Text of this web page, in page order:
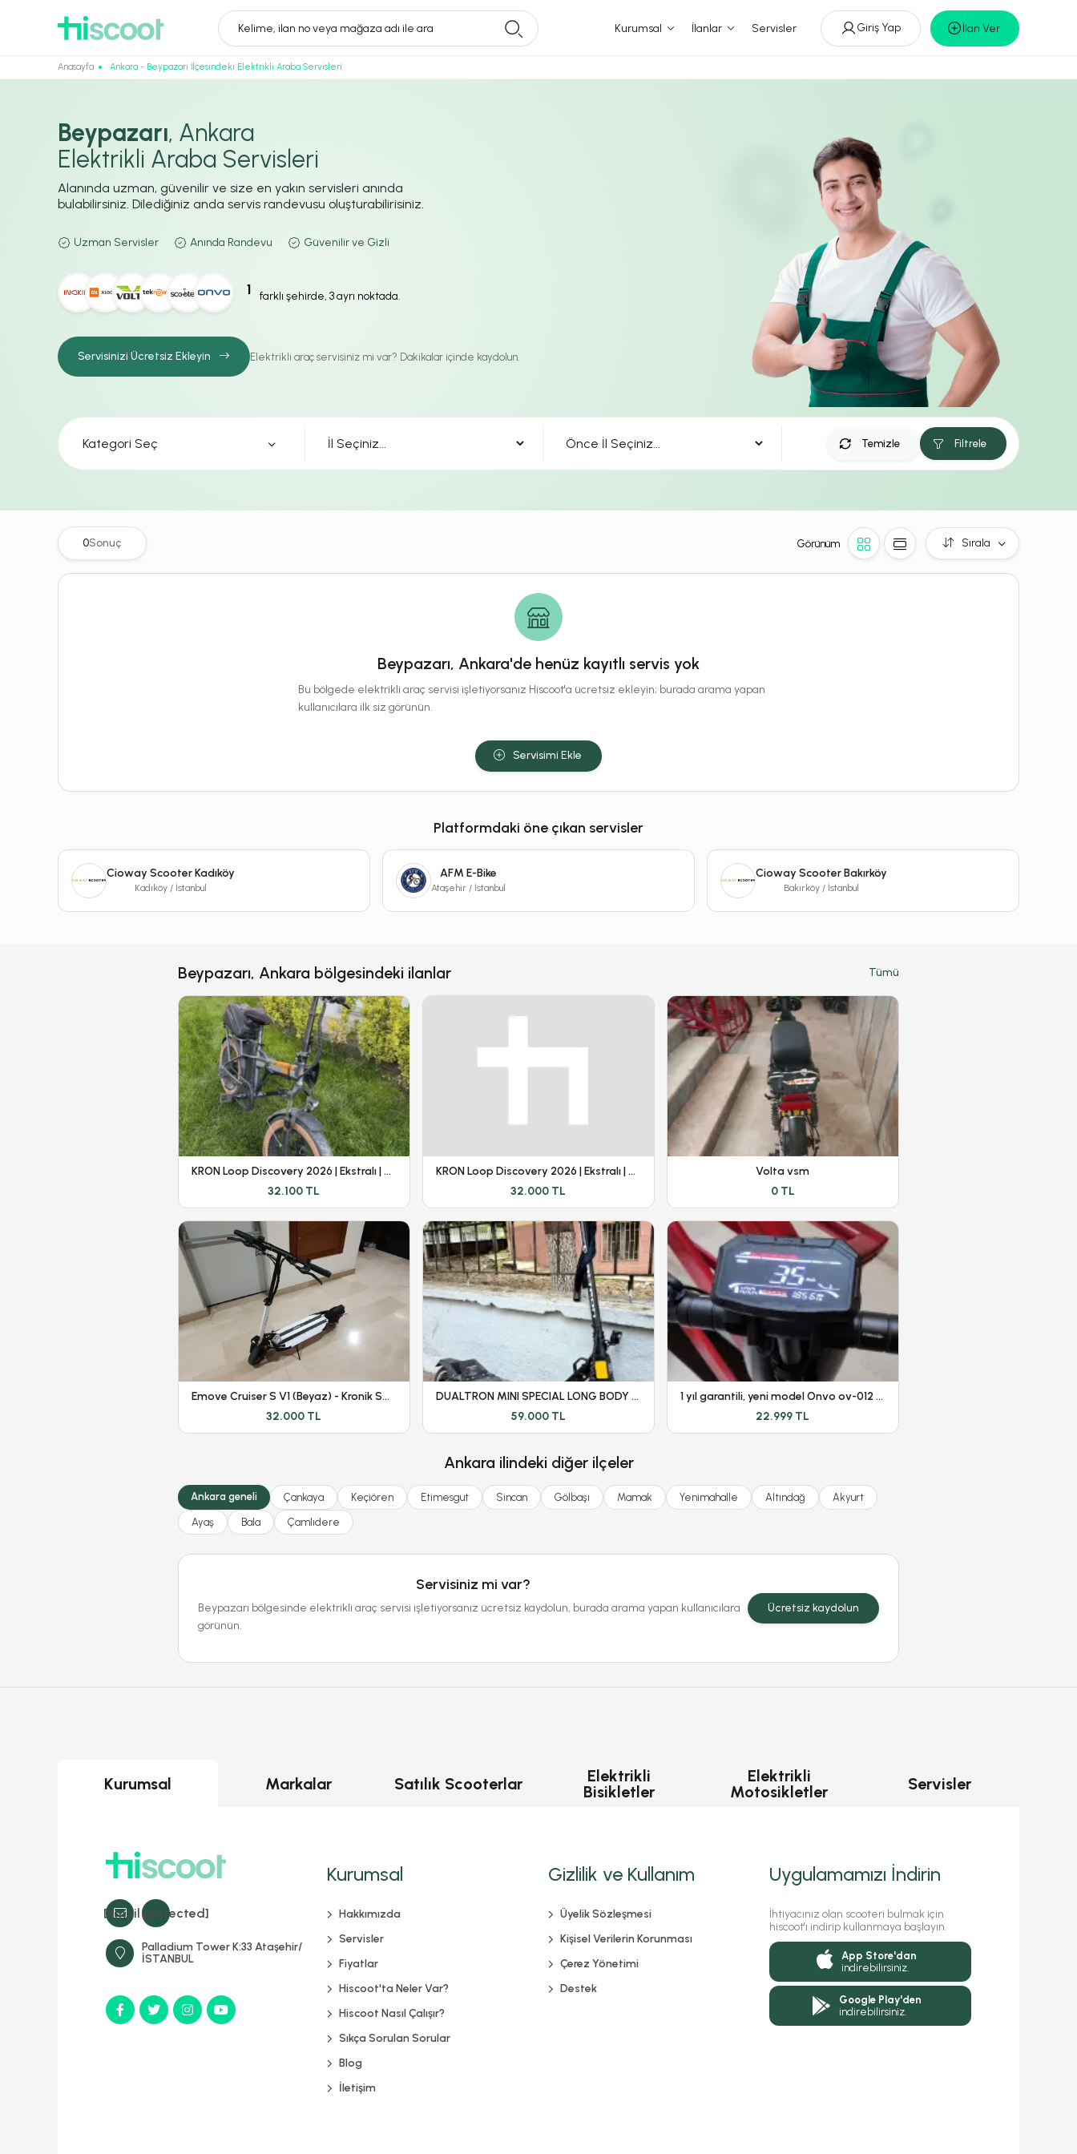
Kelime, ilan no veya mağaza adı ile ara Kurumsal İlanlar Servisler Giriş Yap İlan Ver
Anasayfa Ankara - Beypazarı İlçesindeki Elektrikli Araba Servisleri
Beypazarı, Ankara
Elektrikli Araba Servisleri
Alanında uzman, güvenilir ve size en yakın servisleri anında
bulabilirsiniz. Dilediğiniz anda servis randevusu oluşturabilirisiniz.
Uzman Servisler Anında Randevu Güvenilir ve Gizli
1 farklı şehirde, 3 ayrı noktada.
Servisinizi Ücretsiz Ekleyin Elektrikli araç servisiniz mi var? Dakikalar içinde kaydolun.
Kategori Seç Temizle Filtrele
0Sonuç Görünüm Sırala
Beypazarı, Ankara'de henüz kayıtlı servis yok
Bu bölgede elektrikli araç servisi işletiyorsanız Hiscoot'a ücretsiz ekleyin; burada arama yapan
kullanıcılara ilk siz görünün.
Servisimi Ekle
Platformdaki öne çıkan servisler
Cioway Scooter Kadıköy
Kadıköy / İstanbul
AFM E-Bike
Ataşehir / İstanbul
Cioway Scooter Bakırköy
Bakırköy / İstanbul
Beypazarı, Ankara bölgesindeki ilanlar Tümü
KRON Loop Discovery 2026 | Ekstralı | Yeni Kasa |
32.100 TL
KRON Loop Discovery 2026 | Ekstralı | Yeni Kasa |
32.000 TL
Volta vsm
0 TL
Emove Cruiser S V1 (Beyaz) - Kronik Sorunları Giderilmiştir
32.000 TL
DUALTRON MINI SPECIAL LONG BODY - DÜŞÜK KM - GARANTİLİ
59.000 TL
1 yıl garantili, yeni model Onvo ov-012 scooter
22.999 TL
Ankara ilindeki diğer ilçeler
Ankara geneli Çankaya Keçiören Etimesgut Sincan Gölbaşı Mamak Yenimahalle Altındağ Akyurt
Ayaş Bala Çamlıdere
Servisiniz mi var?
Beypazarı bölgesinde elektrikli araç servisi işletiyorsanız ücretsiz kaydolun, burada arama yapan kullanıcılara
görünün.
Ücretsiz kaydolun
Kurumsal Markalar Satılık Scooterlar
Elektrikli
Bisikletler
Elektrikli
Motosikletler
Servisler
[email protected]
Palladium Tower K:33 Ataşehir/
İSTANBUL
Kurumsal
Hakkımızda
Servisler
Fiyatlar
Hiscoot'ta Neler Var?
Hiscoot Nasıl Çalışır?
Sıkça Sorulan Sorular
Blog
İletişim
Gizlilik ve Kullanım
Üyelik Sözleşmesi
Kişisel Verilerin Korunması
Çerez Yönetimi
Destek
Uygulamamızı İndirin
İhtiyacınız olan scooteri bulmak için
hiscoot'ı indirip kullanmaya başlayın.
App Store'dan
indirebilirsiniz.
Google Play'den
indirebilirsiniz.